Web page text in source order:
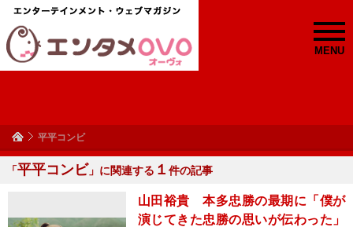
MENU
平平コンビ
「平平コンビ 」に関連する １ 件の記事
山田裕貴 本多忠勝の最期に「僕が
演じてきた忠勝の思いが伝わった」